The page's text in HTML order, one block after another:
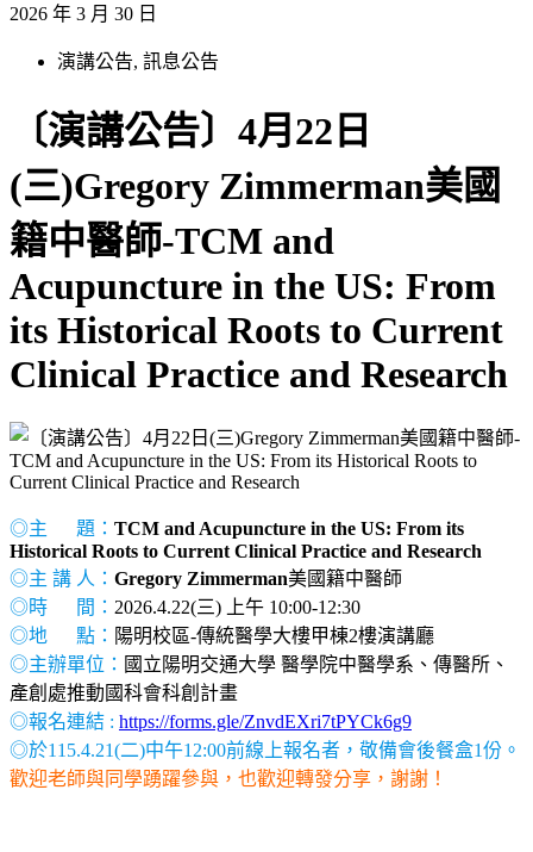
2026 年 3 月 30 日
演講公告, 訊息公告
〔演講公告〕4月22日
(三)Gregory Zimmerman美國
籍中醫師-TCM and
Acupuncture in the US: From
its Historical Roots to Current
Clinical Practice and Research
◎主 題： TCM and Acupuncture in the US: From its
Historical Roots to Current Clinical Practice and Research
◎主 講 人： Gregory Zimmerman美國籍中醫師
◎時 間： 2026.4.22(三) 上午 10:00-12:30
◎地 點： 陽明校區-傳統醫學大樓甲棟2樓演講廳
◎主辦單位： 國立陽明交通大學 醫學院中醫學系、傳醫所、
產創處推動國科會科創計畫
◎報名連結 : https://forms.gle/ZnvdEXri7tPYCk6g9
◎於115.4.21(二)中午12:00前線上報名者，敬備會後餐盒1份。
歡迎老師與同學踴躍參與，也歡迎轉發分享，謝謝！